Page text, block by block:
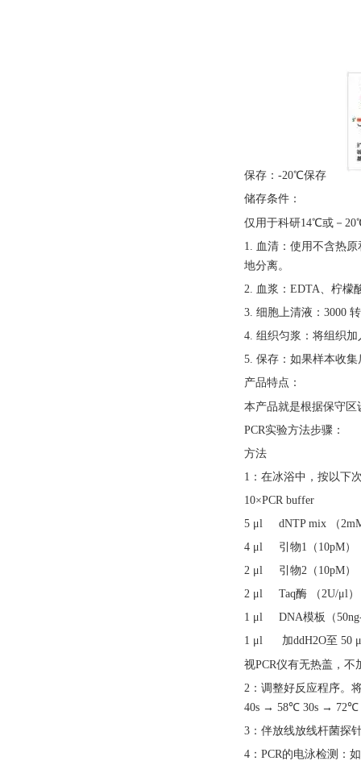
保存： -20℃保存
储存条件：
仅用于科研14℃或－
1. 血清：使用不含热
地分离。
2. 血浆：EDTA、柠檬
3. 细胞上清液：3000
4. 组织匀浆：将组织
5. 保存：如果样本收
产品特点：
本产品就是根据保守
PCR实验方法步骤：
方法
1：在冰浴中，按以下
10×PCR buffer
5 μl dNTP mix （
4 μl 引物1（10pM）
2 μl 引物2（10pM）
2 μl Taq酶 （2U/μl）
1 μl DNA模板（
1 μl 加ddH2O至 50
视PCR仪有无热盖，不
2：调整好反应程序。
40s → 58℃ 30s → 72℃
3：伴放线放线杆菌探
4：PCR的电泳检测：